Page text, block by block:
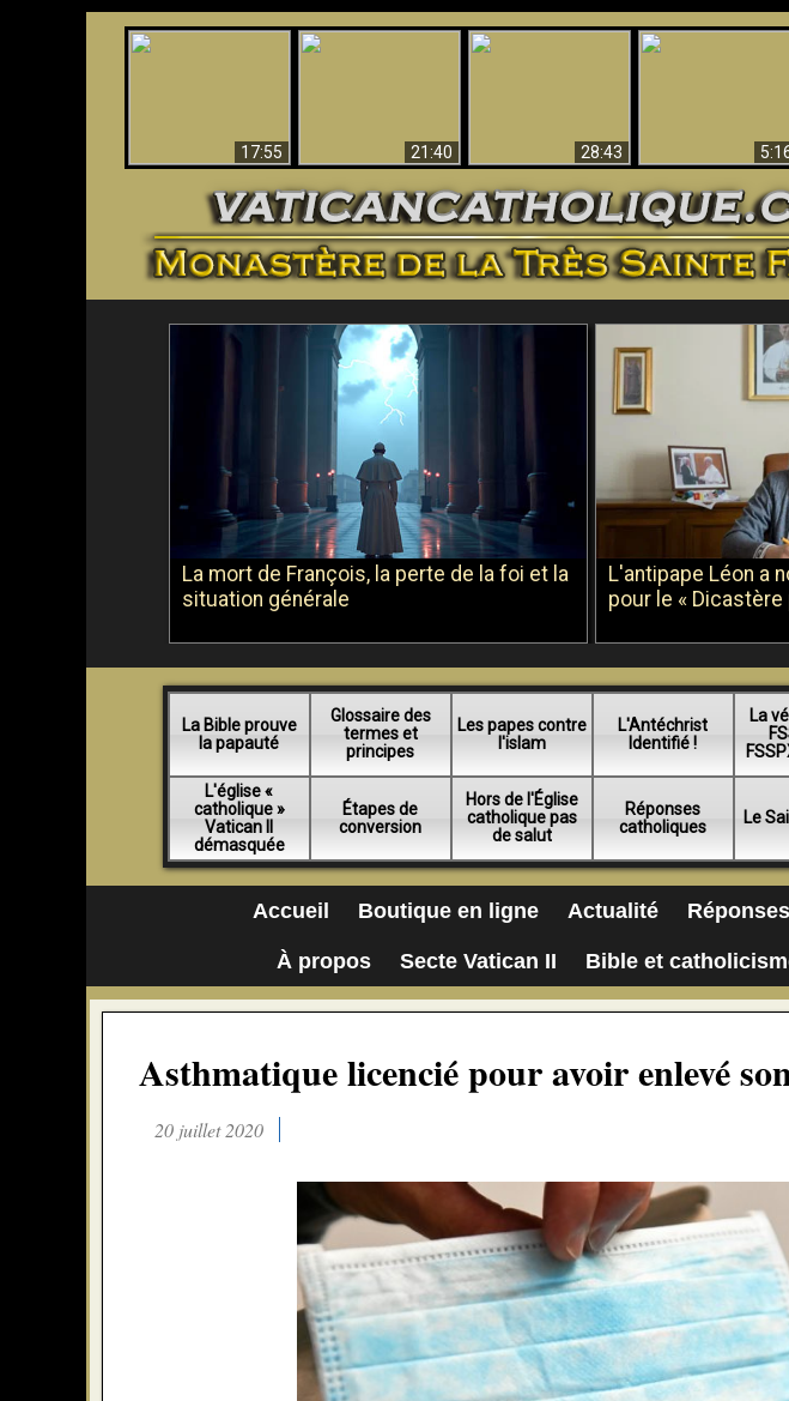
17:55
21:40
28:43
La mort de François, la perte de la foi et la
situation générale
L'antipape Léon a
pour le «
La Bible prouve
la papauté
Glossaire des
termes et
principes
Les papes contre
l'islam
L'Antéchrist
Identifié !
La
L'église «
catholique »
Vatican II
démasquée
Étapes de
conversion
Hors de l'Église
catholique pas
de salut
Réponses
catholiques
Le
Accueil Boutique en ligne Actualité
À propos Secte Vatican II Bible et
Asthmatique licencié pour avoir enlevé
20 juillet 2020